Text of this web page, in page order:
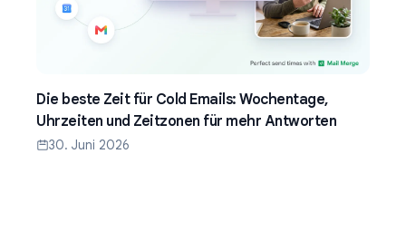
Die beste Zeit für Cold Emails: Wochentage,
Uhrzeiten und Zeitzonen für mehr Antworten
30. Juni 2026